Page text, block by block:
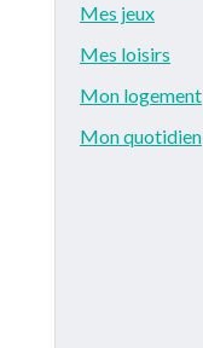
Mes jeux
Mes loisirs
Mon logement
Mon quotidien